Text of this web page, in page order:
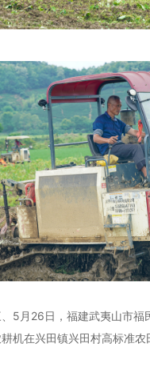
5月26日，福建武夷山市福
机在兴田镇兴田村高标准农